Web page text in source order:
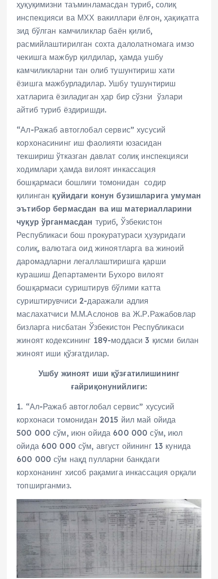
ҳуқуқимизни таъминламасдан туриб, солиқ
инспекцияси ва МХХ вакиллари ёлғон, ҳақиқатга
зид бўлган камчиликлар баён қилиб,
расмийлаштирилган сохта далолатномага имзо
чекишга мажбур қилдилар, ҳамда ушбу
камчиликларни тан олиб тушунтириш хати
ёзишга мажбурладилар. Ушбу тушунтириш
хатларига ёзиладиган ҳар бир сўзни ўзлари
айтиб туриб ёздиришди.
“Ал-Ражаб автоглобал сервис” хусусий
корхонасининг иш фаолияти юзасидан
текшириш ўтказган давлат солиқ инспекцияси
ходимлари ҳамда вилоят инкассация
бошқармаси бошлиғи томонидан содир
қилинган қуйидаги конун бузишларига умуман
эътибор бермасдан ва иш материалларини
чуқур ўрганмасдан туриб, Ўзбекистон
Республикаси бош прокуратураси ҳузуридаги
солиқ, валютага оид жиноятларга ва жиноий
даромадларни легаллаштиришга қарши
курашиш Департаменти Бухоро вилоят
бошқармаси суриштирув бўлими катта
суриштирувчиси 2-даражали адлия
маслахатчиси М.М.Аслонов ва Ж.Р.Ражабовлар
бизларга нисбатан Ўзбекистон Республикаси
жиноят кодексининг 189-моддаси 3 қисми билан
жиноят иши қўзғатдилар.
Ушбу жиноят иши қўзғатилишининг
ғайриқонунийлиги:
1. “Ал-Ражаб автоглобал сервис” хусусий
корхонаси томонидан 2015 йил май ойида
500 000 сўм, июн ойида 600 000 сўм, июл
ойида 600 000 сўм, август ойининг 13 кунида
600 000 сўм нақд пулларни банкдаги
корхонанинг хисоб рақамига инкассация орқали
топширганмиз.